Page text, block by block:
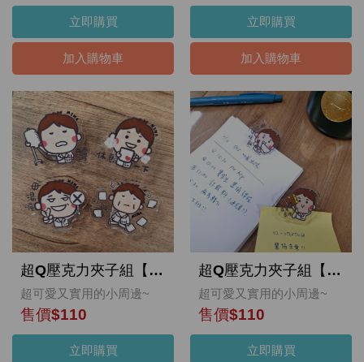
立即購買
加入購物車
立即購買
加入購物車
超Q壓克力夾子組【資深社畜】
超可愛又實用的小周邊~
售價$110
立即購買
超Q壓克力夾子組【新手社寵】
超可愛又實用的小周邊~
售價$110
立即購買